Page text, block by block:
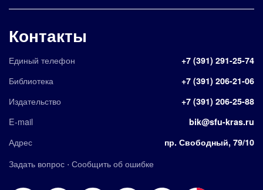
Контакты
Единый телефон +7 (391) 291-25-74
Библиотека +7 (391) 206-21-06
Издательство +7 (391) 206-25-88
E-mail bik@sfu-kras.ru
Адрес пр. Свободный, 79/10
Задать вопрос · Сообщить об ошибке